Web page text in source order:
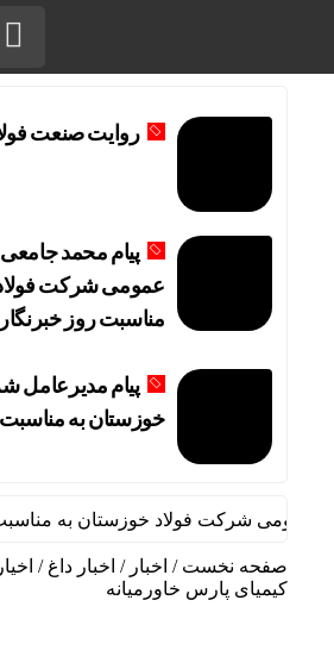
روایت صنعت
پیام محمد
عمومی شرکت
مناسبت روز خبرنگار
پیام مدیرعامل
خوزستان به مناسبت
شرکت فولاد خوزستان به مناسبت
صفحه نخست / اخبار / اخبار داغ /
کیمیای پارس خاورمیانه